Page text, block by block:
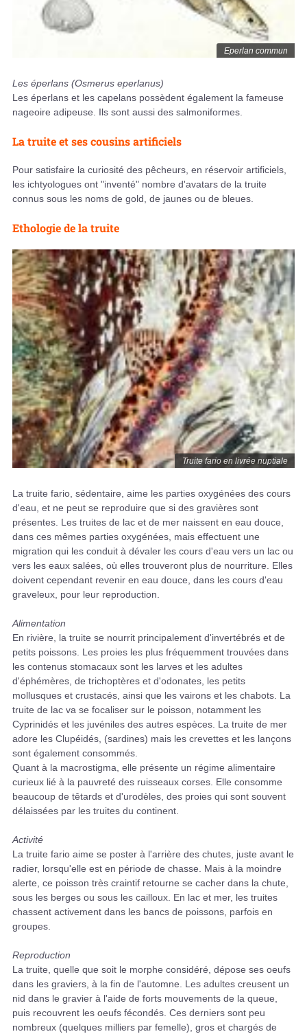
Eperlan commun
Les éperlans (Osmerus eperlanus)
Les éperlans et les capelans possèdent également la fameuse
nageoire adipeuse. Ils sont aussi des salmoniformes.
La truite et ses cousins artificiels
Pour satisfaire la curiosité des pêcheurs, en réservoir artificiels,
les ichtyologues ont "inventé" nombre d'avatars de la truite
connus sous les noms de gold, de jaunes ou de bleues.
Ethologie de la truite
Truite fario en livrée nuptiale
La truite fario, sédentaire, aime les parties oxygénées des cours
d'eau, et ne peut se reproduire que si des gravières sont
présentes. Les truites de lac et de mer naissent en eau douce,
dans ces mêmes parties oxygénées, mais effectuent une
migration qui les conduit à dévaler les cours d'eau vers un lac ou
vers les eaux salées, où elles trouveront plus de nourriture. Elles
doivent cependant revenir en eau douce, dans les cours d'eau
graveleux, pour leur reproduction.
Alimentation
En rivière, la truite se nourrit principalement d'invertébrés et de
petits poissons. Les proies les plus fréquemment trouvées dans
les contenus stomacaux sont les larves et les adultes
d'éphémères, de trichoptères et d'odonates, les petits
mollusques et crustacés, ainsi que les vairons et les chabots. La
truite de lac va se focaliser sur le poisson, notamment les
Cyprinidés et les juvéniles des autres espèces. La truite de mer
adore les Clupéidés, (sardines) mais les crevettes et les lançons
sont également consommés.
Quant à la macrostigma, elle présente un régime alimentaire
curieux lié à la pauvreté des ruisseaux corses. Elle consomme
beaucoup de têtards et d'urodèles, des proies qui sont souvent
délaissées par les truites du continent.
Activité
La truite fario aime se poster à l'arrière des chutes, juste avant le
radier, lorsqu'elle est en période de chasse. Mais à la moindre
alerte, ce poisson très craintif retourne se cacher dans la chute,
sous les berges ou sous les cailloux. En lac et mer, les truites
chassent activement dans les bancs de poissons, parfois en
groupes.
Reproduction
La truite, quelle que soit le morphe considéré, dépose ses oeufs
dans les graviers, à la fin de l'automne. Les adultes creusent un
nid dans le gravier à l'aide de forts mouvements de la queue,
puis recouvrent les oeufs fécondés. Ces derniers sont peu
nombreux (quelques milliers par femelle), gros et chargés de